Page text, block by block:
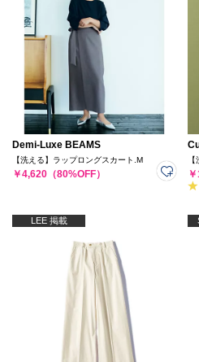
Demi-Luxe BEAMS
【洗える】ラップロングスカート.M
￥4,620（80%OFF）
LEE 掲載